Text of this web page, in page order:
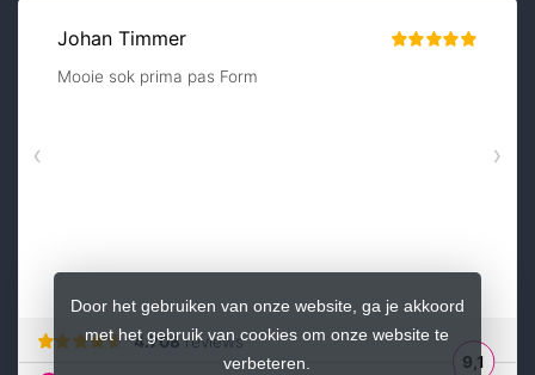
Door het gebruiken van onze website, ga je akkoord
met het gebruik van cookies om onze website te
verbeteren.